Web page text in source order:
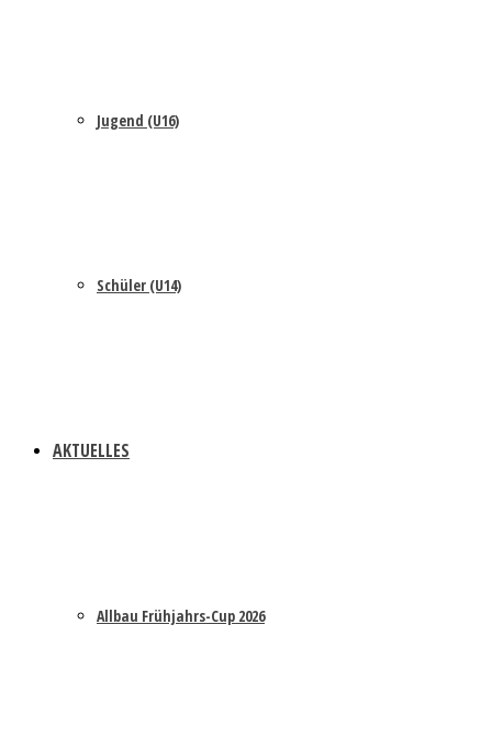
Jugend (U16)
Schüler (U14)
AKTUELLES
Allbau Frühjahrs-Cup 2026